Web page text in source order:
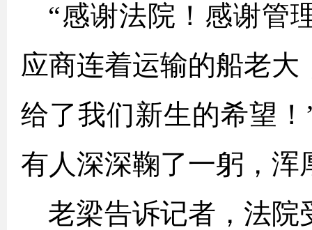
“感谢法院！感谢管
应商连着运输的船老
给了我们新生的希望
有人深深鞠了一躬，浑
老梁告诉记者，法院